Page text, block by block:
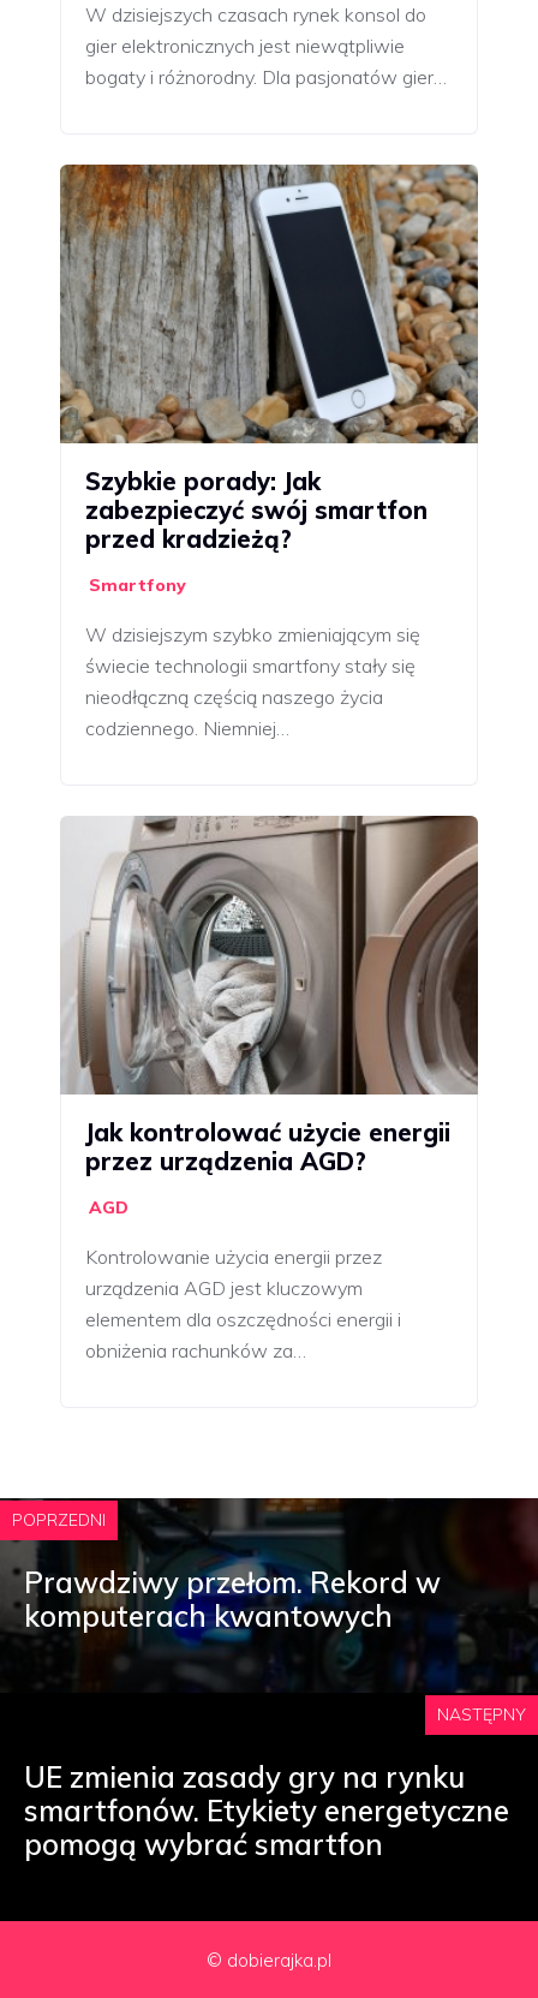
W dzisiejszych czasach rynek konsol do
gier elektronicznych jest niewątpliwie
bogaty i różnorodny. Dla pasjonatów gier…
Szybkie porady: Jak
zabezpieczyć swój smartfon
przed kradzieżą?
Smartfony
W dzisiejszym szybko zmieniającym się
świecie technologii smartfony stały się
nieodłączną częścią naszego życia
codziennego. Niemniej…
Jak kontrolować użycie energii
przez urządzenia AGD?
AGD
Kontrolowanie użycia energii przez
urządzenia AGD jest kluczowym
elementem dla oszczędności energii i
obniżenia rachunków za…
POPRZEDNI
Prawdziwy przełom. Rekord w
komputerach kwantowych
NASTĘPNY
UE zmienia zasady gry na rynku
smartfonów. Etykiety energetyczne
pomogą wybrać smartfon
© dobierajka.pl